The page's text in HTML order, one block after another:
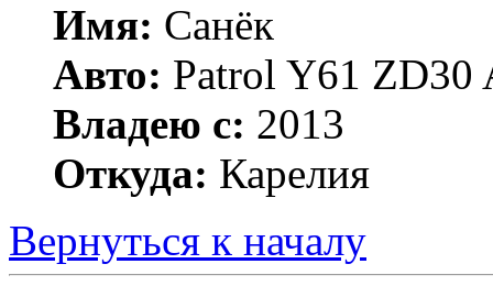
Имя: Санёк
Авто: Patrol Y61 ZD30
Владею с: 2013
Откуда: Карелия
Вернуться к началу